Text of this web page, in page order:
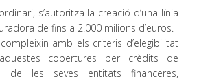
s’autoritza la creació d’una línia
de fins a 2.000 milions d’euros.
amb els criteris d’elegibilitat
cobertures per crèdits de
de les seves entitats financeres,